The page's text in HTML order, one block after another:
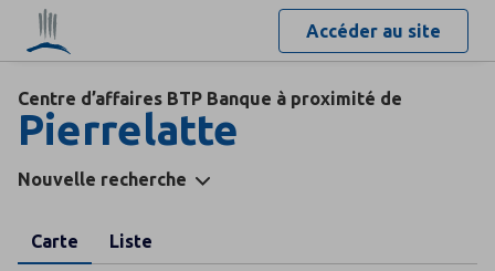
Accéder au site
Centre d’affaires BTP Banque à proximité de
Pierrelatte
Nouvelle recherche
Carte Liste